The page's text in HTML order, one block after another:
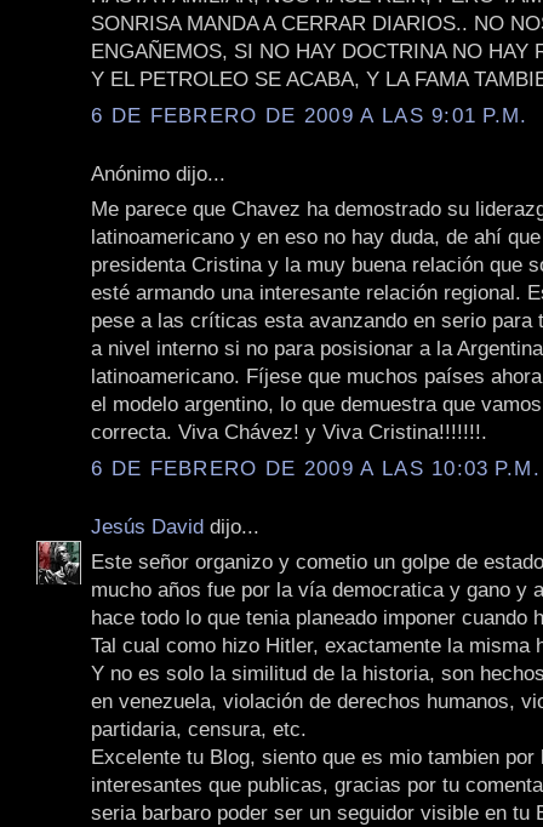
SONRISA MANDA A CERRAR DIARIOS.. NO
ENGAÑEMOS, SI NO HAY DOCTRINA NO HAY
Y EL PETROLEO SE ACABA, Y LA FAMA
6 DE FEBRERO DE 2009 A LAS 9:01 P.M.
Anónimo dijo...
Me parece que Chavez ha demostrado su
latinoamericano y en eso no hay duda, de ahí
presidenta Cristina y la muy buena relación que
esté armando una interesante relación regional.
pese a las críticas esta avanzando en serio para
a nivel interno si no para posisionar a la
latinoamericano. Fíjese que muchos países
el modelo argentino, lo que demuestra que
correcta. Viva Chávez! y Viva Cristina!!!!!!!.
6 DE FEBRERO DE 2009 A LAS 10:03 P.M.
Jesús David dijo...
Este señor organizo y cometio un golpe de
mucho años fue por la vía democratica y gano y
hace todo lo que tenia planeado imponer cuando
Tal cual como hizo Hitler, exactamente la misma
Y no es solo la similitud de la historia, son
en venezuela, violación de derechos humanos,
partidaria, censura, etc.
Excelente tu Blog, siento que es mio tambien por
interesantes que publicas, gracias por tu
seria barbaro poder ser un seguidor visible en tu